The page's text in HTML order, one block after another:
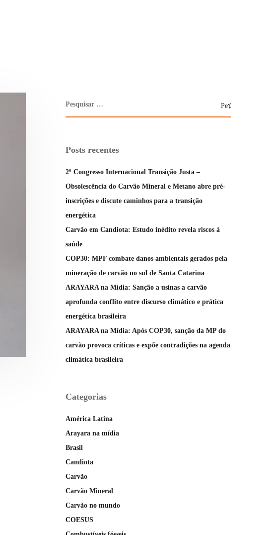
Posts recentes
2º Congresso Internacional Transição Justa –
Obsolescência do Carvão Mineral e Metano abre pré-
inscrições e discute caminhos para a transição
energética
Carvão em Candiota: Estudo inédito revela riscos à
saúde
COP30: MPF combate danos ambientais gerados pela
mineração de carvão no sul de Santa Catarina
ARAYARA na Mídia: Sanção a usinas a carvão
aprofunda conflito entre discurso climático e prática
energética brasileira
ARAYARA na Mídia: Após COP30, sanção da MP do
carvão provoca críticas e expõe contradições na agenda
climática brasileira
Categorias
América Latina
Arayara na mídia
Brasil
Candiota
Carvão
Carvão Mineral
Carvão no mundo
COESUS